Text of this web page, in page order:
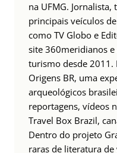
na UFMG.
principais veículos
como TV Globo e
site 360meridianos
turismo desde 2011.
Origens BR, uma
arqueológicos
reportagens, vídeos
Travel Box Brazil,
Dentro do projeto
raras de literatura